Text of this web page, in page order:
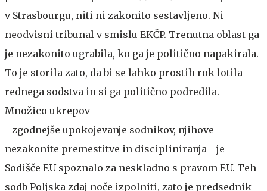
v Strasbourgu, niti ni zakonito sestavljeno. Ni
neodvisni tribunal v smislu EKČP. Trenutna oblast ga
je nezakonito ugrabila, ko ga je politično napakirala.
To je storila zato, da bi se lahko prostih rok lotila
rednega sodstva in si ga politično podredila.
Množico ukrepov
- zgodnejše upokojevanje sodnikov, njihove
nezakonite premestitve in discipliniranja - je
Sodišče EU spoznalo za neskladno s pravom EU. Teh
sodb Poljska zdaj noče izpolniti, zato je predsednik